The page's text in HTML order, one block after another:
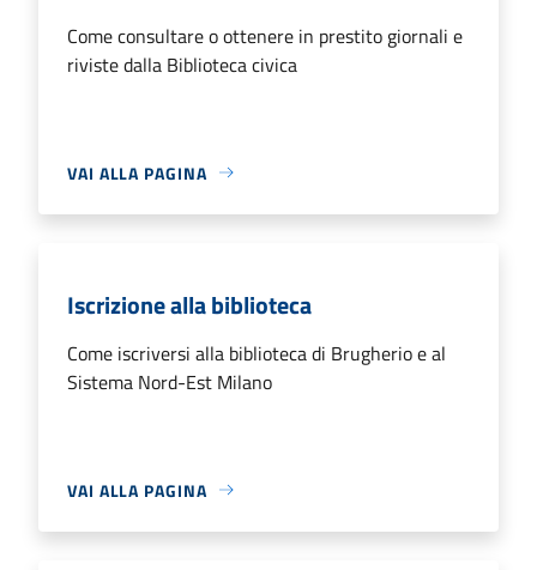
Come consultare o ottenere in prestito giornali e
riviste dalla Biblioteca civica
VAI ALLA PAGINA
Iscrizione alla biblioteca
Come iscriversi alla biblioteca di Brugherio e al
Sistema Nord-Est Milano
VAI ALLA PAGINA